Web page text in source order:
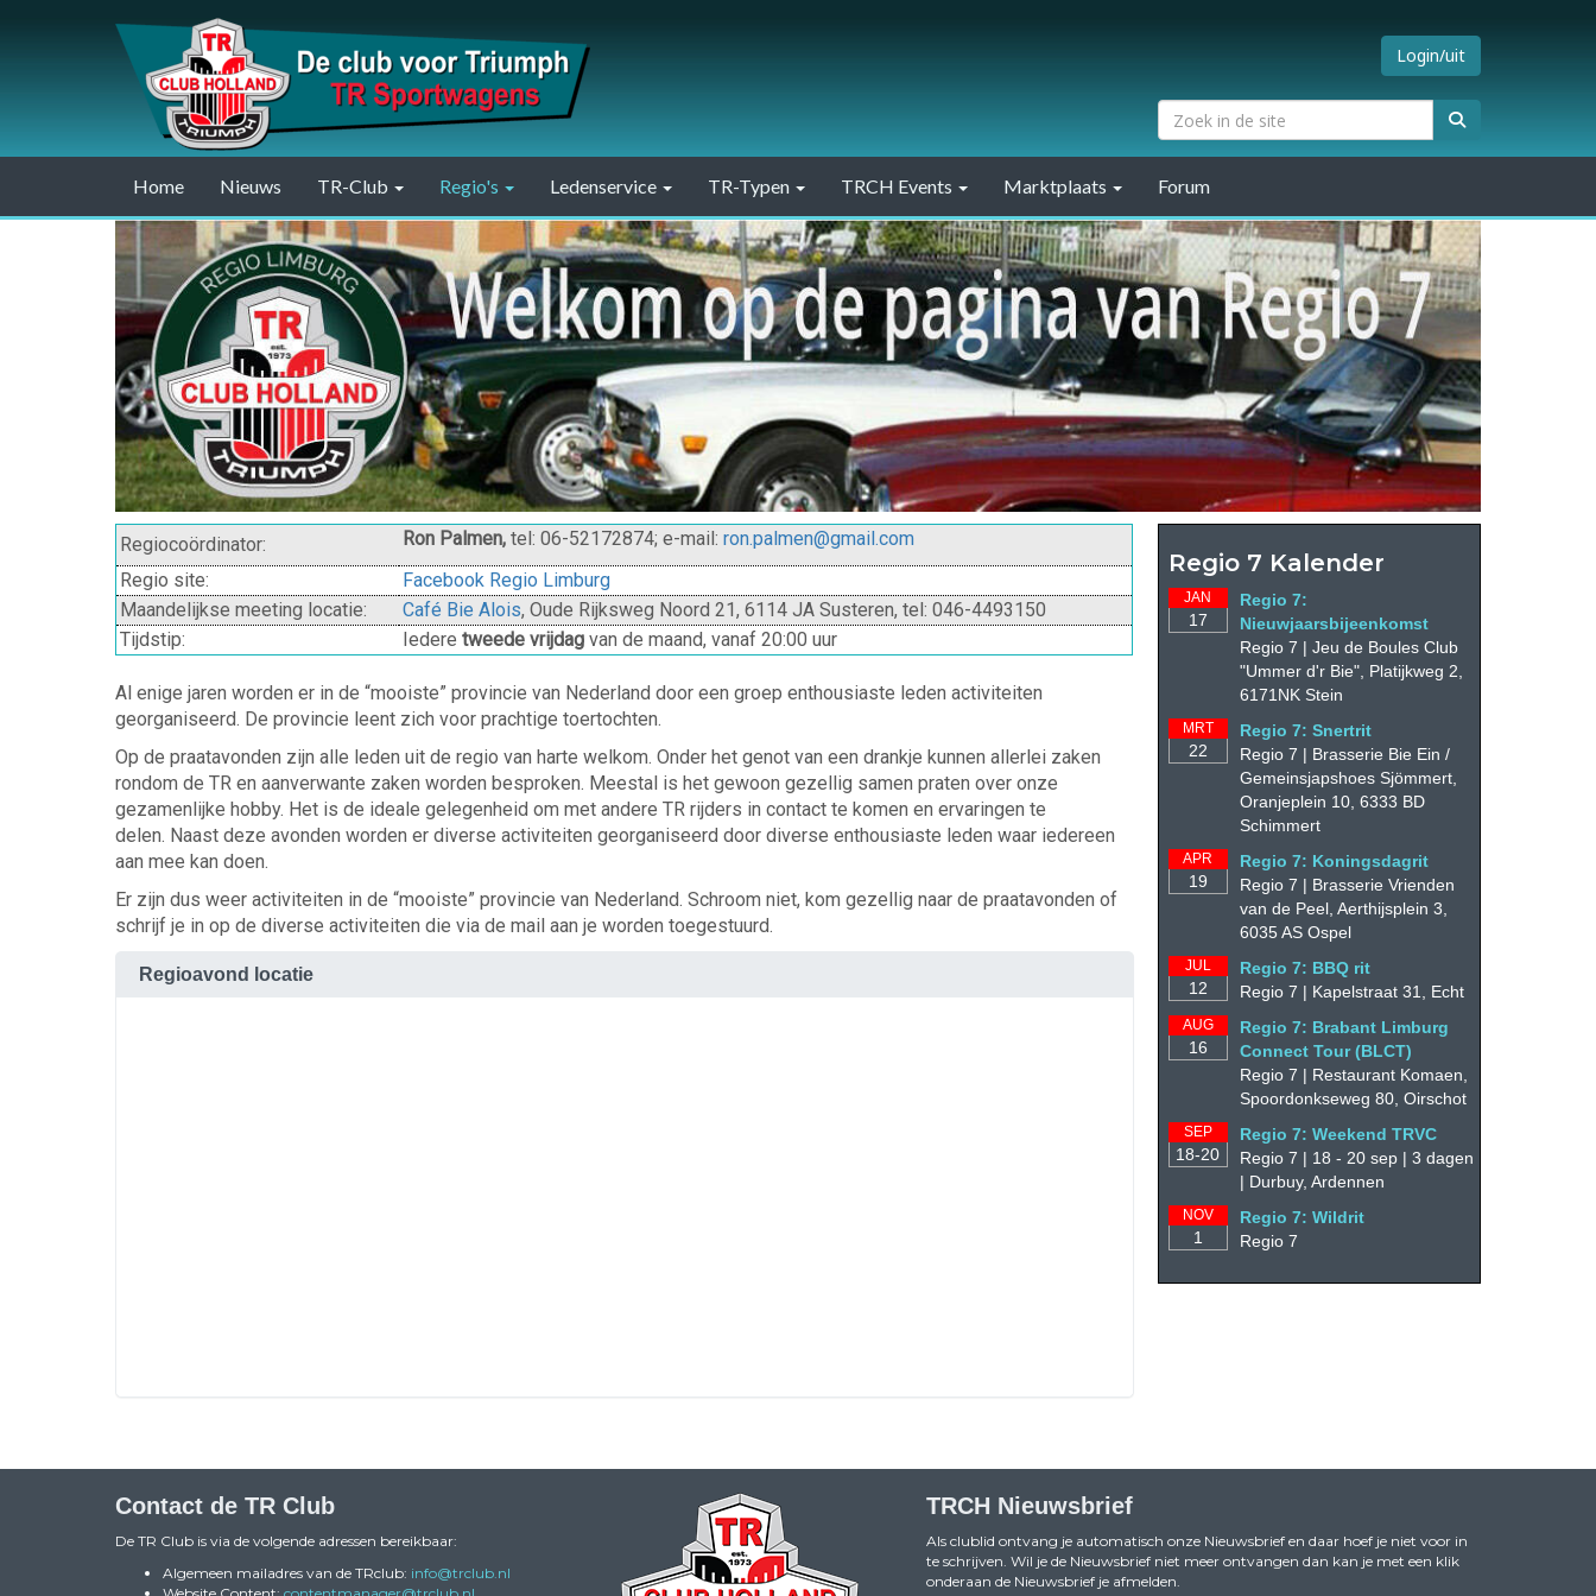
Login/uit
Home Nieuws TR-Club Regio's Ledenservice TR-Typen TRCH Events Marktplaats Forum
Regiocoördinator: Ron Palmen, tel: 06-52172874; e-mail: nemlap.nor@gmail.com
Regio site:
Facebook Regio Limburg
Maandelijkse meeting locatie:
Café Bie Alois, Oude Rijksweg Noord 21, 6114 JA Susteren, tel: 046-4493150
Tijdstip:
Iedere tweede vrijdag van de maand, vanaf 20:00 uur
Al enige jaren worden er in de “mooiste” provincie van Nederland door een groep enthousiaste leden activiteiten
georganiseerd. De provincie leent zich voor prachtige toertochten.
Op de praatavonden zijn alle leden uit de regio van harte welkom. Onder het genot van een drankje kunnen allerlei zaken
rondom de TR en aanverwante zaken worden besproken. Meestal is het gewoon gezellig samen praten over onze
gezamenlijke hobby. Het is de ideale gelegenheid om met andere TR rijders in contact te komen en ervaringen te
delen. Naast deze avonden worden er diverse activiteiten georganiseerd door diverse enthousiaste leden waar iedereen
aan mee kan doen.
Er zijn dus weer activiteiten in de “mooiste” provincie van Nederland. Schroom niet, kom gezellig naar de praatavonden of
schrijf je in op de diverse activiteiten die via de mail aan je worden toegestuurd.
Regioavond locatie
Regio 7 Kalender
JAN
17
Regio 7:
Nieuwjaarsbijeenkomst
Regio 7 | Jeu de Boules Club
"Ummer d'r Bie", Platijkweg 2,
6171NK Stein
MRT
22
Regio 7: Snertrit
Regio 7 | Brasserie Bie Ein /
Gemeinsjapshoes Sjömmert,
Oranjeplein 10, 6333 BD
Schimmert
APR
19
Regio 7: Koningsdagrit
Regio 7 | Brasserie Vrienden
van de Peel, Aerthijsplein 3,
6035 AS Ospel
JUL
12
Regio 7: BBQ rit
Regio 7 | Kapelstraat 31, Echt
AUG
16
Regio 7: Brabant Limburg
Connect Tour (BLCT)
Regio 7 | Restaurant Komaen,
Spoordonkseweg 80, Oirschot
SEP
18-20
Regio 7: Weekend TRVC
Regio 7 | 18 - 20 sep | 3 dagen
| Durbuy, Ardennen
NOV
1
Regio 7: Wildrit
Regio 7
Contact de TR Club
De TR Club is via de volgende adressen bereikbaar:
Algemeen mailadres van de TRclub: ofni@trclub.nl
TRCH Nieuwsbrief
Als clublid ontvang je automatisch onze Nieuwsbrief en daar hoef je niet voor in
te schrijven. Wil je de Nieuwsbrief niet meer ontvangen dan kan je met een klik
onderaan de Nieuwsbrief je afmelden.